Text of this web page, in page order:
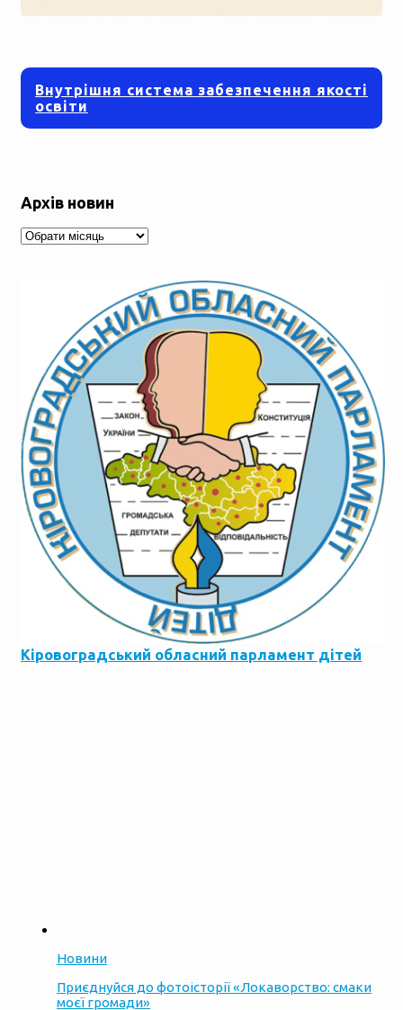
Внутрішня система забезпечення якості
освіти
Архів новин
Архів
новин
Кіровоградський обласний парламент дітей
Новини
Приєднуйся до фотоісторії «Локаворство: смаки
моєї громади»